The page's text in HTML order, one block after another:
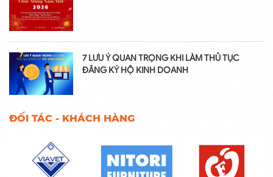
7 LƯU Ý QUAN TRỌNG KHI LÀM THỦ TỤC
ĐĂNG KÝ HỘ KINH DOANH
ĐỐI TÁC - KHÁCH HÀNG